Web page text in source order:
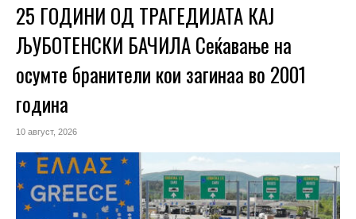
25 ГОДИНИ ОД ТРАГЕДИЈАТА КАЈ
ЉУБОТЕНСКИ БАЧИЛА Сеќавање на
осумте бранители кои загинаа во 2001
година
10 август, 2026